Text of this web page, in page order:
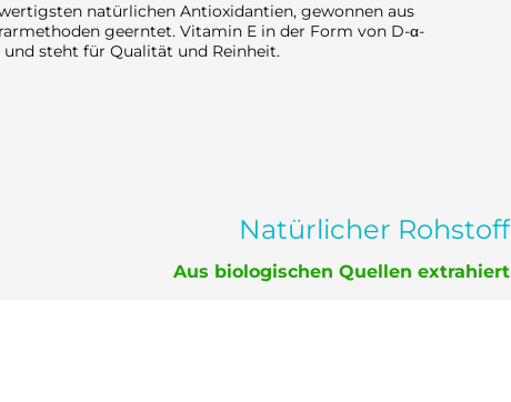
natürlichen Antioxidantien, gewonnen aus
geerntet. Vitamin E in der Form von D-α-
steht für Qualität und Reinheit.
Natürlicher Rohstoff
Aus biologischen Quellen extrahiert